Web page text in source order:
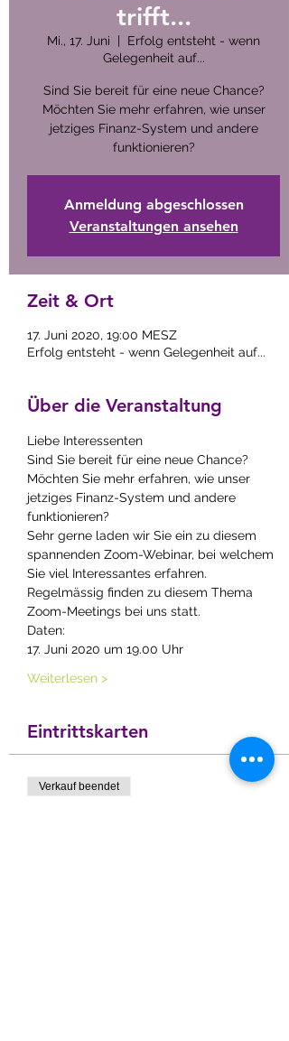
trifft...
Mi., 17. Juni
Erfolg entsteht - wenn
Gelegenheit auf...
Sind Sie bereit für eine neue Chance?
Möchten Sie mehr erfahren, wie unser
jetziges Finanz-System und andere
funktionieren?
Anmeldung abgeschlossen
Veranstaltungen ansehen
Zeit & Ort
17. Juni 2020, 19:00 MESZ
Erfolg entsteht - wenn Gelegenheit auf...
Über die Veranstaltung
Liebe Interessenten
Sind Sie bereit für eine neue Chance?
Möchten Sie mehr erfahren, wie unser
jetziges Finanz-System und andere
funktionieren?
Sehr gerne laden wir Sie ein zu diesem
spannenden Zoom-Webinar, bei welchem
Sie viel Interessantes erfahren.
Regelmässig finden zu diesem Thema
Zoom-Meetings bei uns statt.
Daten:
17. Juni 2020 um 19.00 Uhr
Weiterlesen >
Eintrittskarten
Verkauf beendet